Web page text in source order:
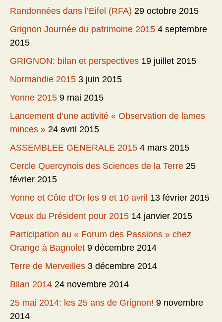
Randonnées dans l’Eifel (RFA) 29 octobre 2015
Grignon Journée du patrimoine 2015 4 septembre
2015
GRIGNON: bilan et perspectives 19 juillet 2015
Normandie 2015 3 juin 2015
Yonne 2015 9 mai 2015
Lancement d’une activité « Observation de lames
minces » 24 avril 2015
ASSEMBLEE GENERALE 2015 4 mars 2015
Cercle Quercynois des Sciences de la Terre 25
février 2015
Yonne et Côte d’Or les 9 et 10 avril 13 février 2015
Vœux du Président pour 2015 14 janvier 2015
Participation au « Forum des Passions » chez
Orange à Bagnolet 9 décembre 2014
Terre de Merveilles 3 décembre 2014
Bilan 2014 24 novembre 2014
25 mai 2014: les 25 ans de Grignon! 9 novembre
2014